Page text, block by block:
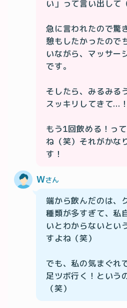
い」って言い出して
急に言われたので驚
憩もしたかったので
いながら、マッサー
です。
そしたら、みるみる
スッキリしてきて...！
もう1回飲める！っ
ね（笑）それがかな
す！
Wさん
端から飲んだのは、
種類が多すぎて、私
いとわからないとい
すよね（笑）
でも、私の気まぐれ
足ツボ行く！という
（笑）